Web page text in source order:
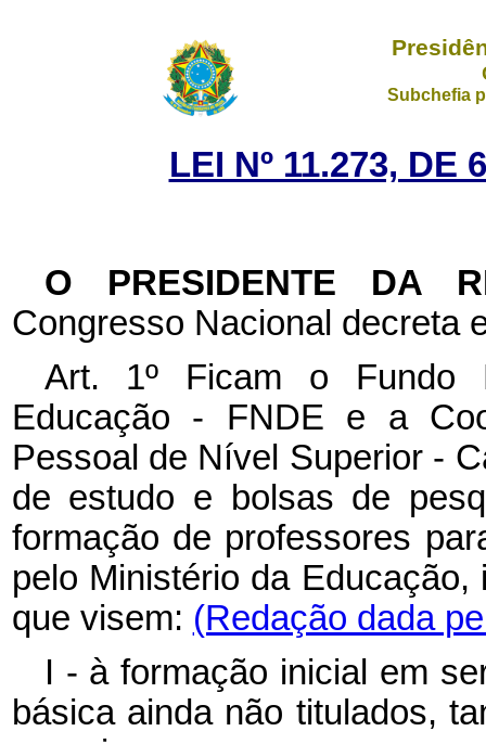
Subchefia
LEI Nº 11.273, DE
O PRESIDENTE DA
Congresso Nacional decreta
Art. 1º Ficam o Fundo
Educação - FNDE e a
Pessoal de Nível Superior -
de estudo e bolsas de
formação de professores
pelo Ministério da
que visem: (Redação dada
I - à formação inicial em
básica ainda não titulados,